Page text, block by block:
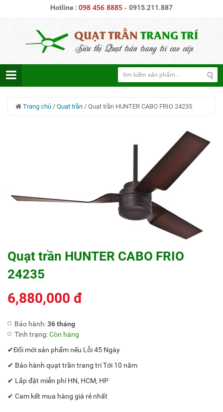
Hotline : 098 456 8885 - 0915.211.887
Trang chủ / Quạt trần / Quạt trần HUNTER CABO FRIO 24235
Quạt trần HUNTER CABO FRIO
24235
6,880,000 đ
Bảo hành:36 tháng
Tình trạng:Còn hàng
✔Đổi mới sản phẩm nếu Lỗi 45 Ngày
✔ Bảo hành quạt trần trang trí Tới 10 năm
✔ Lắp đặt miễn phí HN, HCM, HP
✔ Cam kết mua hàng giá rẻ nhất